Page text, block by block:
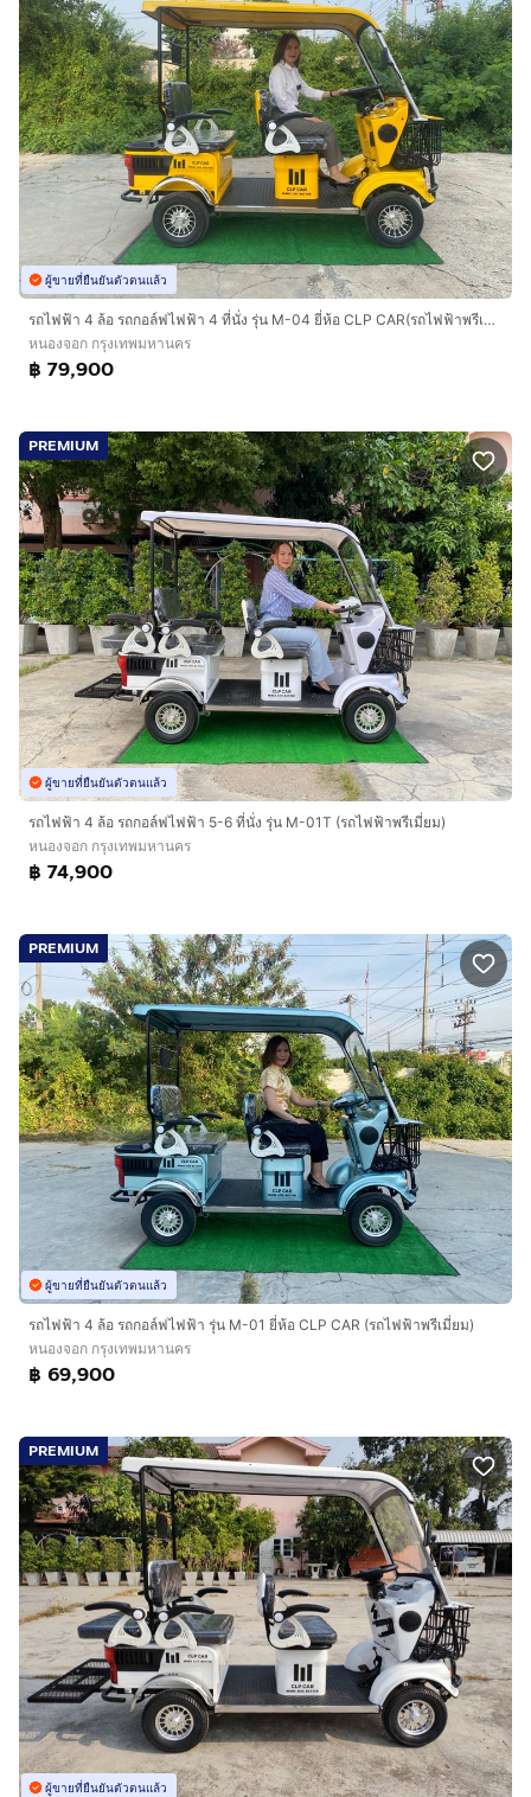
ผู้ขายที่ยืนยันตัวตนแล้ว
รถไฟฟ้า 4 ล้อ รถกอล์ฟไฟฟ้า 4 ที่นั่ง รุ่น M-04 ยี่ห้อ CLP CAR(รถไฟฟ้าพรีเมี่ยม)
หนองจอก กรุงเทพมหานคร
฿ 79,900
PREMIUM
ผู้ขายที่ยืนยันตัวตนแล้ว
รถไฟฟ้า 4 ล้อ รถกอล์ฟไฟฟ้า 5-6 ที่นั่ง รุ่น M-01T (รถไฟฟ้าพรีเมี่ยม)
หนองจอก กรุงเทพมหานคร
฿ 74,900
PREMIUM
ผู้ขายที่ยืนยันตัวตนแล้ว
รถไฟฟ้า 4 ล้อ รถกอล์ฟไฟฟ้า รุ่น M-01 ยี่ห้อ CLP CAR (รถไฟฟ้าพรีเมี่ยม)
หนองจอก กรุงเทพมหานคร
฿ 69,900
PREMIUM
ผู้ขายที่ยืนยันตัวตนแล้ว